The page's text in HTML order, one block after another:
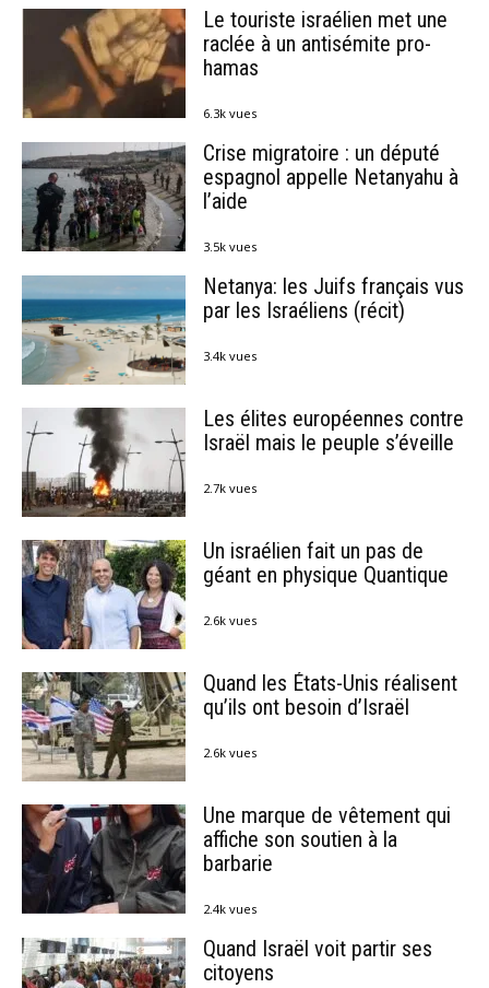
Le touriste israélien met une
raclée à un antisémite pro-
hamas
6.3k vues
Crise migratoire : un député
espagnol appelle Netanyahu à
l’aide
3.5k vues
Netanya: les Juifs français vus
par les Israéliens (récit)
3.4k vues
Les élites européennes contre
Israël mais le peuple s’éveille
2.7k vues
Un israélien fait un pas de
géant en physique Quantique
2.6k vues
Quand les États-Unis réalisent
qu’ils ont besoin d’Israël
2.6k vues
Une marque de vêtement qui
affiche son soutien à la
barbarie
2.4k vues
Quand Israël voit partir ses
citoyens